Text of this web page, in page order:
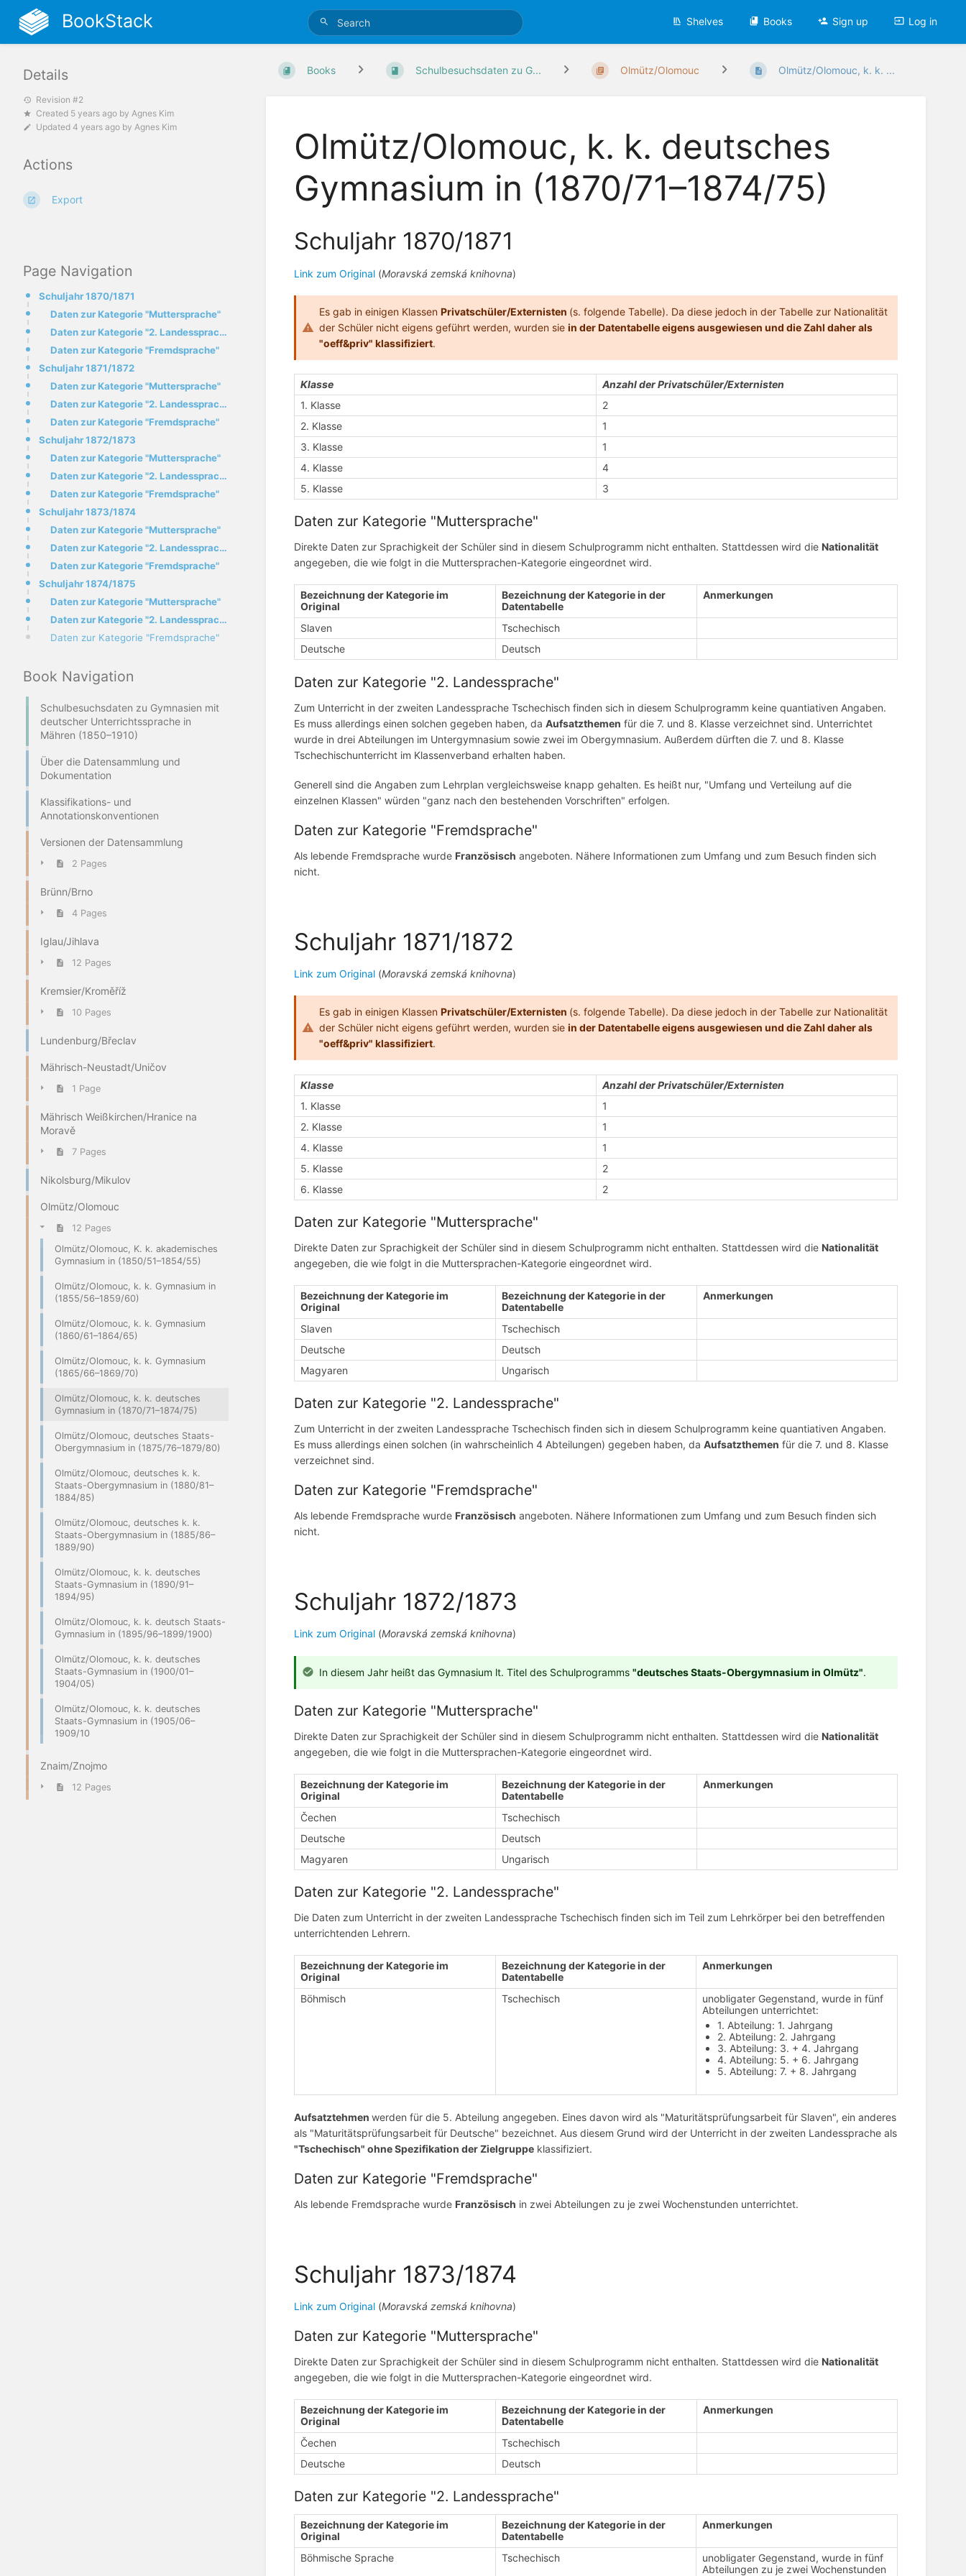
BookStack Shelves Books Sign up Log in
Page Navigation
Schuljahr 1870/1871
Daten zur Kategorie "Muttersprache"
Daten zur Kategorie "2. Landessprache"
Daten zur Kategorie "Fremdsprache"
Schuljahr 1871/1872
Daten zur Kategorie "Muttersprache"
Daten zur Kategorie "2. Landessprache"
Daten zur Kategorie "Fremdsprache"
Schuljahr 1872/1873
Daten zur Kategorie "Muttersprache"
Daten zur Kategorie "2. Landessprache"
Daten zur Kategorie "Fremdsprache"
Schuljahr 1873/1874
Daten zur Kategorie "Muttersprache"
Daten zur Kategorie "2. Landessprache"
Daten zur Kategorie "Fremdsprache"
Schuljahr 1874/1875
Daten zur Kategorie "Muttersprache"
Daten zur Kategorie "2. Landessprache"
Daten zur Kategorie "Fremdsprache"
Book Navigation
Schulbesuchsdaten zu Gymnasien mit
deutscher Unterrichtssprache in
Mähren (1850–1910)
Über die Datensammlung und
Dokumentation
Klassifikations- und
Annotationskonventionen
Versionen der Datensammlung
2 Pages
Brünn/Brno
4 Pages
Iglau/Jihlava
12 Pages
Kremsier/Kroměříž
10 Pages
Lundenburg/Břeclav
Mährisch-Neustadt/Uničov
1 Page
Mährisch Weißkirchen/Hranice na
Moravě
7 Pages
Nikolsburg/Mikulov
Olmütz/Olomouc
12 Pages
Olmütz/Olomouc, K. k. akademisches
Gymnasium in (1850/51–1854/55)
Olmütz/Olomouc, k. k. Gymnasium in
(1855/56–1859/60)
Olmütz/Olomouc, k. k. Gymnasium
(1860/61–1864/65)
Olmütz/Olomouc, k. k. Gymnasium
(1865/66–1869/70)
Olmütz/Olomouc, k. k. deutsches
Gymnasium in (1870/71–1874/75)
Olmütz/Olomouc, deutsches Staats-
Obergymnasium in (1875/76–1879/80)
Olmütz/Olomouc, deutsches k. k.
Staats-Obergymnasium in (1880/81–
1884/85)
Olmütz/Olomouc, deutsches k. k.
Staats-Obergymnasium in (1885/86–
1889/90)
Olmütz/Olomouc, k. k. deutsches
Staats-Gymnasium in (1890/91–
1894/95)
Olmütz/Olomouc, k. k. deutsch Staats-
Gymnasium in (1895/96–1899/1900)
Olmütz/Olomouc, k. k. deutsches
Staats-Gymnasium in (1900/01–
1904/05)
Olmütz/Olomouc, k. k. deutsches
Staats-Gymnasium in (1905/06–
1909/10
Znaim/Znojmo
12 Pages
Books Schulbesuchsdaten zu G... Olmütz/Olomouc Olmütz/Olomouc, k. k. ...
Olmütz/Olomouc, k. k. deutsches
Gymnasium in (1870/71–1874/75)
Schuljahr 1870/1871
Link zum Original (Moravská zemská knihovna)
Es gab in einigen Klassen Privatschüler/Externisten (s. folgende Tabelle). Da diese jedoch in der Tabelle zur Nationalität
der Schüler nicht eigens geführt werden, wurden sie in der Datentabelle eigens ausgewiesen und die Zahl daher als
"oeff&priv" klassifiziert.
Klasse
Anzahl der Privatschüler/Externisten
1. Klasse
2
2. Klasse
1
3. Klasse
1
4. Klasse
4
5. Klasse
3
Daten zur Kategorie "Muttersprache"
Direkte Daten zur Sprachigkeit der Schüler sind in diesem Schulprogramm nicht enthalten. Stattdessen wird die Nationalität
angegeben, die wie folgt in die Muttersprachen-Kategorie eingeordnet wird.
Bezeichnung der Kategorie im
Original
Bezeichnung der Kategorie in der
Datentabelle
Anmerkungen
Slaven
Tschechisch
Deutsche
Deutsch
Daten zur Kategorie "2. Landessprache"
Zum Unterricht in der zweiten Landessprache Tschechisch finden sich in diesem Schulprogramm keine quantiativen Angaben.
Es muss allerdings einen solchen gegeben haben, da Aufsatzthemen für die 7. und 8. Klasse verzeichnet sind. Unterrichtet
wurde in drei Abteilungen im Untergymnasium sowie zwei im Obergymnasium. Außerdem dürften die 7. und 8. Klasse
Tschechischunterricht im Klassenverband erhalten haben.
Generell sind die Angaben zum Lehrplan vergleichsweise knapp gehalten. Es heißt nur, "Umfang und Verteilung auf die
einzelnen Klassen" würden "ganz nach den bestehenden Vorschriften" erfolgen.
Daten zur Kategorie "Fremdsprache"
Als lebende Fremdsprache wurde Französisch angeboten. Nähere Informationen zum Umfang und zum Besuch finden sich
nicht.
Schuljahr 1871/1872
Link zum Original (Moravská zemská knihovna)
Es gab in einigen Klassen Privatschüler/Externisten (s. folgende Tabelle). Da diese jedoch in der Tabelle zur Nationalität
der Schüler nicht eigens geführt werden, wurden sie in der Datentabelle eigens ausgewiesen und die Zahl daher als
"oeff&priv" klassifiziert.
Klasse
Anzahl der Privatschüler/Externisten
1. Klasse
1
2. Klasse
1
4. Klasse
1
5. Klasse
2
6. Klasse
2
Daten zur Kategorie "Muttersprache"
Direkte Daten zur Sprachigkeit der Schüler sind in diesem Schulprogramm nicht enthalten. Stattdessen wird die Nationalität
angegeben, die wie folgt in die Muttersprachen-Kategorie eingeordnet wird.
Bezeichnung der Kategorie im
Original
Bezeichnung der Kategorie in der
Datentabelle
Anmerkungen
Slaven
Tschechisch
Deutsche
Deutsch
Magyaren
Ungarisch
Daten zur Kategorie "2. Landessprache"
Zum Unterricht in der zweiten Landessprache Tschechisch finden sich in diesem Schulprogramm keine quantiativen Angaben.
Es muss allerdings einen solchen (in wahrscheinlich 4 Abteilungen) gegeben haben, da Aufsatzthemen für die 7. und 8. Klasse
verzeichnet sind.
Daten zur Kategorie "Fremdsprache"
Als lebende Fremdsprache wurde Französisch angeboten. Nähere Informationen zum Umfang und zum Besuch finden sich
nicht.
Schuljahr 1872/1873
Link zum Original (Moravská zemská knihovna)
In diesem Jahr heißt das Gymnasium lt. Titel des Schulprogramms "deutsches Staats-Obergymnasium in Olmütz".
Daten zur Kategorie "Muttersprache"
Direkte Daten zur Sprachigkeit der Schüler sind in diesem Schulprogramm nicht enthalten. Stattdessen wird die Nationalität
angegeben, die wie folgt in die Muttersprachen-Kategorie eingeordnet wird.
Bezeichnung der Kategorie im
Original
Bezeichnung der Kategorie in der
Datentabelle
Anmerkungen
Čechen
Tschechisch
Deutsche
Deutsch
Magyaren
Ungarisch
Daten zur Kategorie "2. Landessprache"
Die Daten zum Unterricht in der zweiten Landessprache Tschechisch finden sich im Teil zum Lehrkörper bei den betreffenden
unterrichtenden Lehrern.
Bezeichnung der Kategorie im
Original
Bezeichnung der Kategorie in der
Datentabelle
Anmerkungen
Böhmisch Tschechisch
unobligater Gegenstand, wurde in fünf
Abteilungen unterrichtet:
1. Abteilung: 1. Jahrgang
2. Abteilung: 2. Jahrgang
3. Abteilung: 3. + 4. Jahrgang
4. Abteilung: 5. + 6. Jahrgang
5. Abteilung: 7. + 8. Jahrgang
Aufsatztehmen werden für die 5. Abteilung angegeben. Eines davon wird als "Maturitätsprüfungsarbeit für Slaven", ein anderes
als "Maturitätsprüfungsarbeit für Deutsche" bezeichnet. Aus diesem Grund wird der Unterricht in der zweiten Landessprache als
"Tschechisch" ohne Spezifikation der Zielgruppe klassifiziert.
Daten zur Kategorie "Fremdsprache"
Als lebende Fremdsprache wurde Französisch in zwei Abteilungen zu je zwei Wochenstunden unterrichtet.
Schuljahr 1873/1874
Link zum Original (Moravská zemská knihovna)
Daten zur Kategorie "Muttersprache"
Direkte Daten zur Sprachigkeit der Schüler sind in diesem Schulprogramm nicht enthalten. Stattdessen wird die Nationalität
angegeben, die wie folgt in die Muttersprachen-Kategorie eingeordnet wird.
Bezeichnung der Kategorie im
Original
Bezeichnung der Kategorie in der
Datentabelle
Anmerkungen
Čechen
Tschechisch
Deutsche
Deutsch
Daten zur Kategorie "2. Landessprache"
Bezeichnung der Kategorie im
Original
Bezeichnung der Kategorie in der
Datentabelle
Anmerkungen
Böhmische Sprache Tschechisch
unobligater Gegenstand, wurde in fünf
Abteilungen zu je zwei Wochenstunden
Details
Revision #2
Created 5 years ago by Agnes Kim
Updated 4 years ago by Agnes Kim
Actions
Export